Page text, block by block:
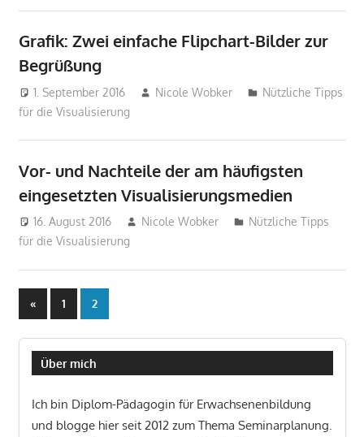
Grafik: Zwei einfache Flipchart-Bilder zur
Begrüßung
1. September 2016 Nicole Wobker
Nützliche Tipps
für die Visualisierung
Vor- und Nachteile der am häufigsten
eingesetzten Visualisierungsmedien
16. August 2016 Nicole Wobker
Nützliche Tipps
für die Visualisierung
Seitennummerierung
der
Beiträge
«Vorherige
Beiträge
1 2
Über mich
Ich bin Diplom-Pädagogin für Erwachsenenbildung
und blogge hier seit 2012 zum Thema Seminarplanung.